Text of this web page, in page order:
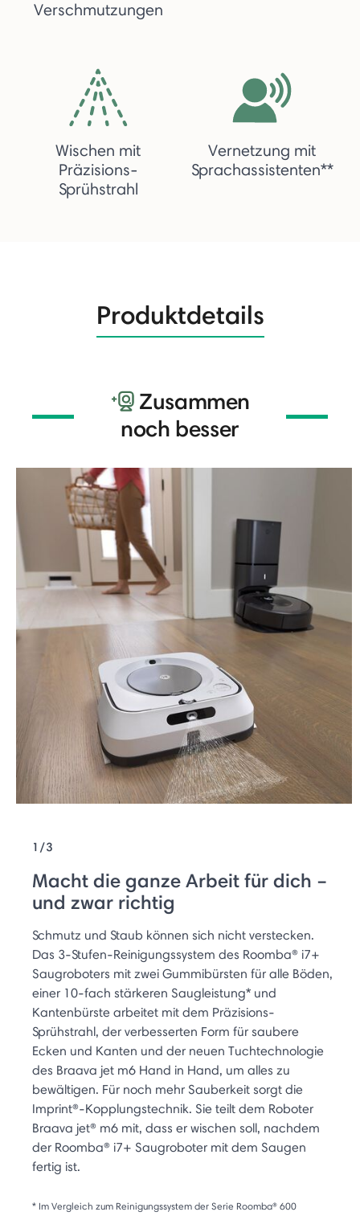
Verschmutzungen
Wischen mit
Präzisions-
Sprühstrahl
Vernetzung mit
Sprachassistenten**
Produktdetails
Zusammen
noch besser
1/3
Macht die ganze Arbeit für dich –
und zwar richtig
Schmutz und Staub können sich nicht verstecken.
Das 3-Stufen-Reinigungssystem des Roomba® i7+
Saugroboters mit zwei Gummibürsten für alle Böden,
einer 10-fach stärkeren Saugleistung* und
Kantenbürste arbeitet mit dem Präzisions-
Sprühstrahl, der verbesserten Form für saubere
Ecken und Kanten und der neuen Tuchtechnologie
des Braava jet m6 Hand in Hand, um alles zu
bewältigen. Für noch mehr Sauberkeit sorgt die
Imprint®-Kopplungstechnik. Sie teilt dem Roboter
Braava jet® m6 mit, dass er wischen soll, nachdem
der Roomba® i7+ Saugroboter mit dem Saugen
fertig ist.
* Im Vergleich zum Reinigungssystem der Serie Roomba® 600